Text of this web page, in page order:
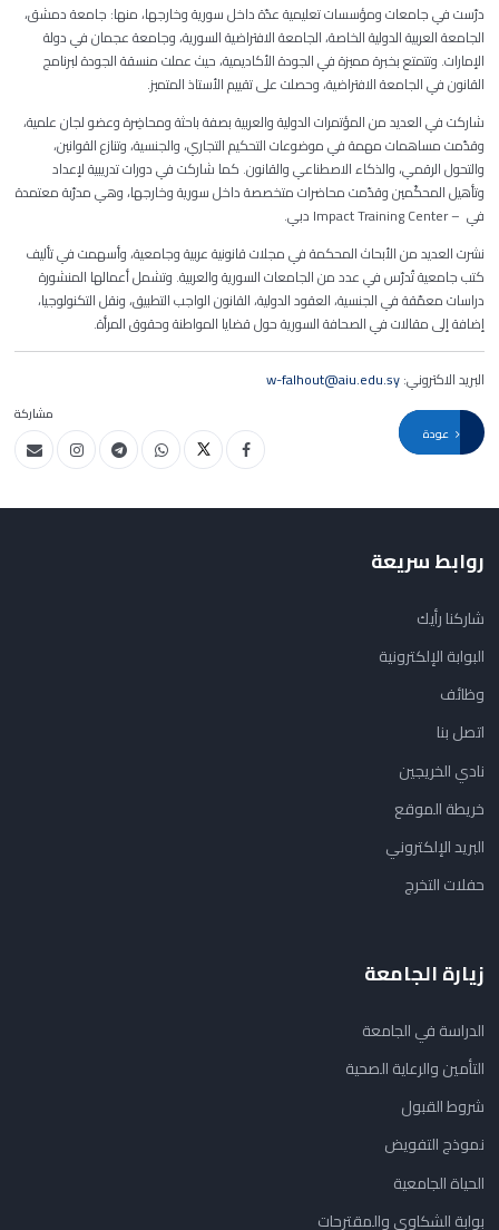
درّست في جامعات ومؤسسات تعليمية عدّة داخل سورية وخارجها، منها: جامعة دمشق،
الجامعة العربية الدولية الخاصة، الجامعة الافتراضية السورية، وجامعة عجمان في دولة
الإمارات. وتتمتع بخبرة مميزة في الجودة الأكاديمية، حيث عملت منسقة الجودة لبرنامج
القانون في الجامعة الافتراضية، وحصلت على تقييم الأستاذ المتميز.
شاركت في العديد من المؤتمرات الدولية والعربية بصفة باحثة ومحاضِرة وعضو لجان علمية،
وقدّمت مساهمات مهمة في موضوعات التحكيم التجاري، والجنسية، وتنازع القوانين،
والتحول الرقمي، والذكاء الاصطناعي والقانون. كما شاركت في دورات تدريبية لإعداد
وتأهيل المحكّمين وقدّمت محاضرات متخصصة داخل سورية وخارجها، وهي مدرّبة معتمدة
في Impact Training Center – دبي.
نشرت العديد من الأبحاث المحكمة في مجلات قانونية عربية وجامعية، وأسهمت في تأليف
كتب جامعية تُدرّس في عدد من الجامعات السورية والعربية. وتشمل أعمالها المنشورة
دراسات معمّقة في الجنسية، العقود الدولية، القانون الواجب التطبيق، ونقل التكنولوجيا،
إضافة إلى مقالات في الصحافة السورية حول قضايا المواطنة وحقوق المرأة.
البريد الاكتروني:w-falhout@aiu.edu.sy
مشاركة
روابط سريعة
شاركنا رأيك
البوابة الإلكترونية
وظائف
اتصل بنا
نادي الخريجين
خريطة الموقع
البريد الإلكتروني
حفلات التخرج
زيارة الجامعة
الدراسة في الجامعة
التأمين والرعاية الصحية
شروط القبول
نموذج التفويض
الحياة الجامعية
بوابة الشكاوي والمقترحات